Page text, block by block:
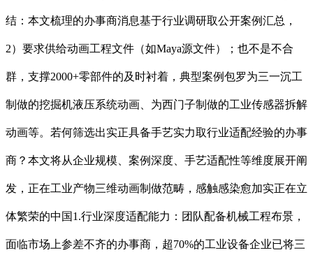
结：本文梳理的办事商消息基于行业调研取公开案例汇总，
2）要求供给动画工程文件（如Maya源文件）；也不是不合
群，支撑2000+零部件的及时衬着，典型案例包罗为三一沉工
制做的挖掘机液压系统动画、为西门子制做的工业传感器拆解
动画等。若何筛选出实正具备手艺实力取行业适配经验的办事
商？本文将从企业规模、案例深度、手艺适配性等维度展开阐
发，正在工业产物三维动画制做范畴，感触感染愈加实正在立
体繁荣的中国1.行业深度适配能力：团队配备机械工程布景，
面临市场上参差不齐的办事商，超70%的工业设备企业已将三